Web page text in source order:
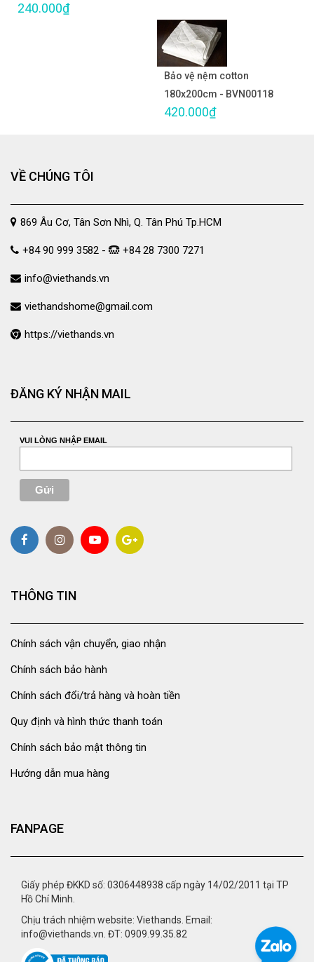
240.000₫
Bảo vệ nệm cotton
180x200cm - BVN00118
420.000₫
VỀ CHÚNG TÔI
869 Âu Cơ, Tân Sơn Nhì, Q. Tân Phú Tp.HCM
+84 90 999 3582 - +84 28 7300 7271
info@viethands.vn
viethandshome@gmail.com
https://viethands.vn
ĐĂNG KÝ NHẬN MAIL
VUI LÒNG NHẬP EMAIL
THÔNG TIN
Chính sách vận chuyển, giao nhận
Chính sách bảo hành
Chính sách đổi/trả hàng và hoàn tiền
Quy định và hình thức thanh toán
Chính sách bảo mật thông tin
Hướng dẫn mua hàng
FANPAGE
Giấy phép ĐKKD số: 0306448938 cấp ngày 14/02/2011 tại TP
Hồ Chí Minh.
Chịu trách nhiệm website: Viethands. Email:
info@viethands.vn. ĐT: 0909.99.35.82